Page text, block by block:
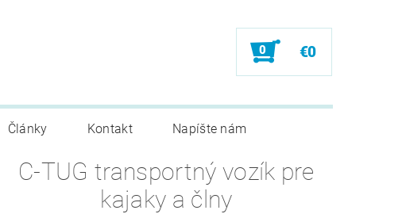
0 €0
Články Kontakt Napíšte nám
C-TUG transportný vozík pre
kajaky a člny